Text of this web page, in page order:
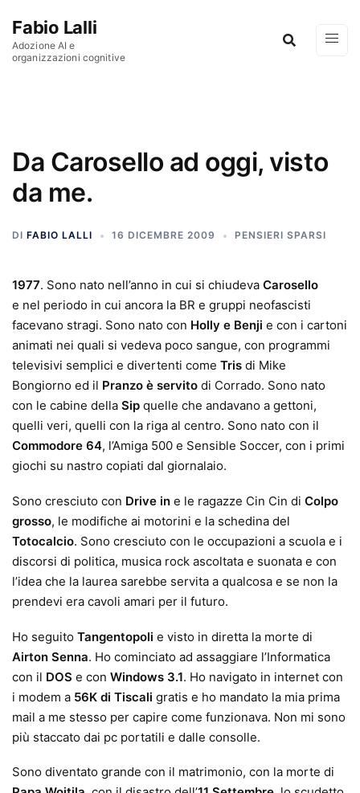
Fabio Lalli
Adozione AI e
organizzazioni cognitive
Da Carosello ad oggi, visto
da me.
DI FABIO LALLI 16 DICEMBRE 2009 PENSIERI SPARSI
1977. Sono nato nell’anno in cui si chiudeva Carosello
e nel periodo in cui ancora la BR e gruppi neofascisti
facevano stragi. Sono nato con Holly e Benji e con i cartoni
animati nei quali si vedeva poco sangue, con programmi
televisivi semplici e divertenti come Tris di Mike
Bongiorno ed il Pranzo è servito di Corrado. Sono nato
con le cabine della Sip quelle che andavano a gettoni,
quelli veri, quelli con la riga al centro. Sono nato con il
Commodore 64, l’Amiga 500 e Sensible Soccer, con i primi
giochi su nastro copiati dal giornalaio.
Sono cresciuto con Drive in e le ragazze Cin Cin di Colpo
grosso, le modifiche ai motorini e la schedina del
Totocalcio. Sono cresciuto con le occupazioni a scuola e i
discorsi di politica, musica rock ascoltata e suonata e con
l’idea che la laurea sarebbe servita a qualcosa e se non la
prendevi era cavoli amari per il futuro.
Ho seguito Tangentopoli e visto in diretta la morte di
Airton Senna. Ho cominciato ad assaggiare l’Informatica
con il DOS e con Windows 3.1. Ho navigato in internet con
i modem a 56K di Tiscali gratis e ho mandato la mia prima
mail a me stesso per capire come funzionava. Non mi sono
più staccato dai pc portatili e dalle consolle.
Sono diventato grande con il matrimonio, con la morte di